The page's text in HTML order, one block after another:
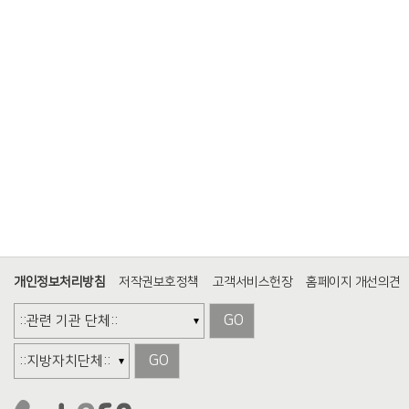
개인정보처리방침 저작권보호정책 고객서비스헌장 홈페이지 개선의견
GO
GO